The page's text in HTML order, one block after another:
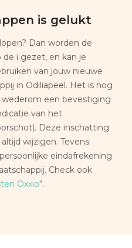
is gelukt
Dan worden de
i gezet, en kan je
van jouw nieuwe
in Odiliapeel. Het is nog
een bevestiging
van het
Deze inschatting
wijzigen. Tevens
eindafrekening
Check ook
Oxxio“.